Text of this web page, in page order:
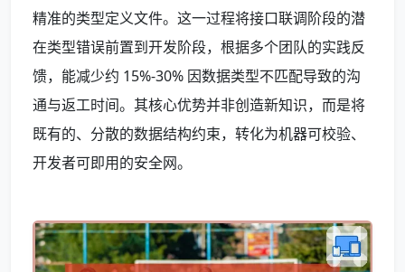
精准的类型定义文件。这一过程将接口联调阶段的潜
在类型错误前置到开发阶段，根据多个团队的实践反
馈，能减少约 15%-30% 因数据类型不匹配导致的沟
通与返工时间。其核心优势并非创造新知识，而是将
既有的、分散的数据结构约束，转化为机器可校验、
开发者可即用的安全网。